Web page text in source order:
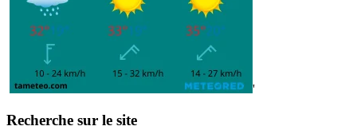
'
Recherche sur le site